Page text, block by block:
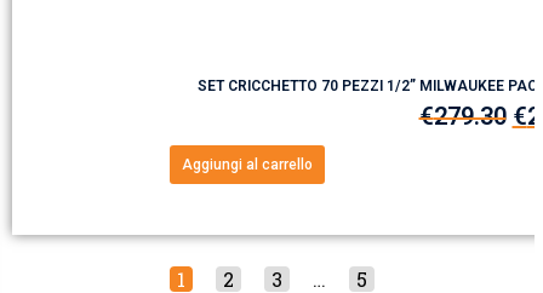
SET CRICCHETTO 70 PEZZI 1/2” MILWAUKEE
€279.30 €
Aggiungi al carrello
1 2 3 … 5